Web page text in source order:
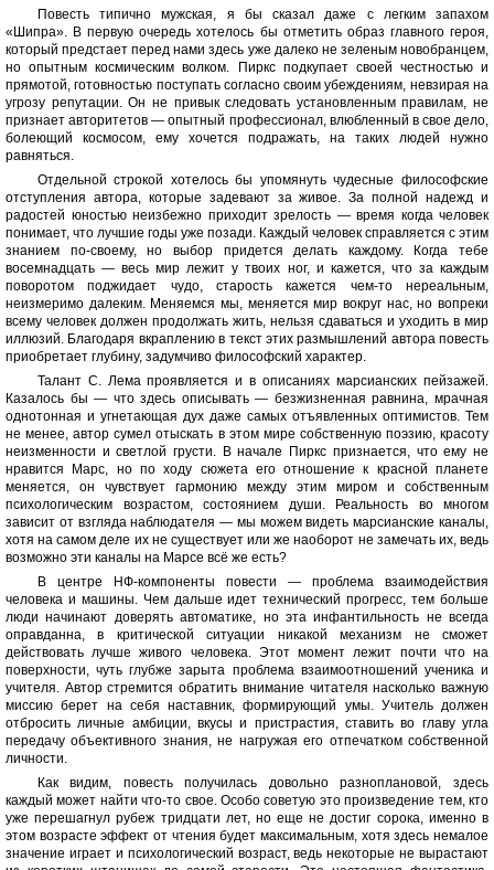
Повесть типично мужская, я бы сказал даже с легким запахом
«Шипра». В первую очередь хотелось бы отметить образ главного героя,
который предстает перед нами здесь уже далеко не зеленым новобранцем,
но опытным космическим волком. Пиркс подкупает своей честностью и
прямотой, готовностью поступать согласно своим убеждениям, невзирая на
угрозу репутации. Он не привык следовать установленным правилам, не
признает авторитетов — опытный профессионал, влюбленный в свое дело,
болеющий космосом, ему хочется подражать, на таких людей нужно
равняться.
Отдельной строкой хотелось бы упомянуть чудесные философские
отступления автора, которые задевают за живое. За полной надежд и
радостей юностью неизбежно приходит зрелость — время когда человек
понимает, что лучшие годы уже позади. Каждый человек справляется с этим
знанием по-своему, но выбор придется делать каждому. Когда тебе
восемнадцать — весь мир лежит у твоих ног, и кажется, что за каждым
поворотом поджидает чудо, старость кажется чем-то нереальным,
неизмеримо далеким. Меняемся мы, меняется мир вокруг нас, но вопреки
всему человек должен продолжать жить, нельзя сдаваться и уходить в мир
иллюзий. Благодаря вкраплению в текст этих размышлений автора повесть
приобретает глубину, задумчиво философский характер.
Талант С. Лема проявляется и в описаниях марсианских пейзажей.
Казалось бы — что здесь описывать — безжизненная равнина, мрачная
однотонная и угнетающая дух даже самых отъявленных оптимистов. Тем
не менее, автор сумел отыскать в этом мире собственную поэзию, красоту
неизменности и светлой грусти. В начале Пиркс признается, что ему не
нравится Марс, но по ходу сюжета его отношение к красной планете
меняется, он чувствует гармонию между этим миром и собственным
психологическим возрастом, состоянием души. Реальность во многом
зависит от взгляда наблюдателя — мы можем видеть марсианские каналы,
хотя на самом деле их не существует или же наоборот не замечать их, ведь
возможно эти каналы на Марсе всё же есть?
В центре НФ-компоненты повести — проблема взаимодействия
человека и машины. Чем дальше идет технический прогресс, тем больше
люди начинают доверять автоматике, но эта инфантильность не всегда
оправданна, в критической ситуации никакой механизм не сможет
действовать лучше живого человека. Этот момент лежит почти что на
поверхности, чуть глубже зарыта проблема взаимоотношений ученика и
учителя. Автор стремится обратить внимание читателя насколько важную
миссию берет на себя наставник, формирующий умы. Учитель должен
отбросить личные амбиции, вкусы и пристрастия, ставить во главу угла
передачу объективного знания, не нагружая его отпечатком собственной
личности.
Как видим, повесть получилась довольно разноплановой, здесь
каждый может найти что-то свое. Особо советую это произведение тем, кто
уже перешагнул рубеж тридцати лет, но еще не достиг сорока, именно в
этом возрасте эффект от чтения будет максимальным, хотя здесь немалое
значение играет и психологический возраст, ведь некоторые не вырастают